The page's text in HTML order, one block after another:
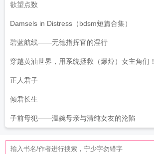
欲望点数
Damsels in Distress（bdsm短篇合集）
碧蓝航线——无德指挥官的淫行
穿越黄油世界，用系统拯救（爆焯）女主角们！
正人君子
倾君长生
子前母犯——温婉母亲与清纯女友的沦陷